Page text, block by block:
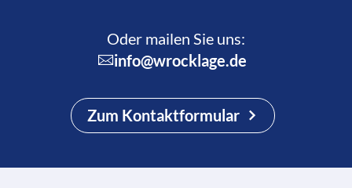
Oder mailen Sie uns:
info@wrocklage.de
Zum Kontaktformular